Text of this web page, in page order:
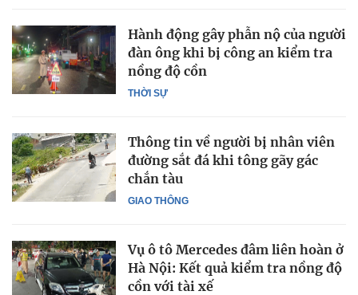
THỜI SỰ
Hành động gây phẫn nộ của người
đàn ông khi bị công an kiểm tra
nồng độ cồn
GIAO THÔNG
Thông tin về người bị nhân viên
đường sắt đá khi tông gãy gác
chắn tàu
Vụ ô tô Mercedes đâm liên hoàn ở
Hà Nội: Kết quả kiểm tra nồng độ
cồn với tài xế